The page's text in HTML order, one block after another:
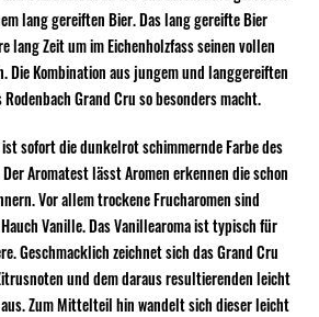
lang gereiften Bier. Das lang gereifte Bier
lang Zeit um im Eichenholzfass seinen vollen
Die Kombination aus jungem und langgereiften
Grand Cru so besonders macht.
sofort die dunkelrot schimmernde Farbe des
Aromatest lässt Aromen erkennen die schon
Vor allem trockene Frucharomen sind
Vanille. Das Vanillearoma ist typisch für
Geschmacklich zeichnet sich das Grand Cru
und dem daraus resultierenden leicht
Zum Mittelteil hin wandelt sich dieser leicht